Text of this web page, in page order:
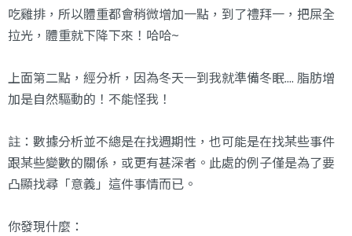
吃雞排，所以體重都會稍微增加一點，到了禮拜一，把屎全
拉光，體重就下降下來！哈哈~
上面第二點，經分析，因為冬天一到我就準備冬眠.... 脂肪增
加是自然驅動的！不能怪我！
註：數據分析並不總是在找週期性，也可能是在找某些事件
跟某些變數的關係，或更有甚深者。此處的例子僅是為了要
凸顯找尋「意義」這件事情而已。
你發現什麼：